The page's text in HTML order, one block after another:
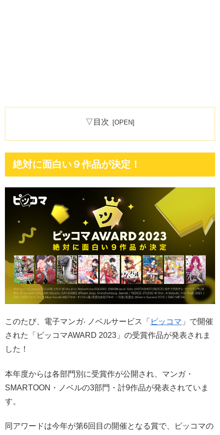
▽目次
絶対に面白い９作品が決定！
このたび、電子マンガ‧ ノベルサービス「 ピッコマ 」で開催
された「ピッコマAWARD 2023」の受賞作品が発表されま
した！
本年度からは各部門別に受賞作が公開され、マンガ・
SMARTOON・ノベルの3部門・計9作品が発表されていま
す。
同アワードは今年が第6回目の開催となる賞で、ピッコマの